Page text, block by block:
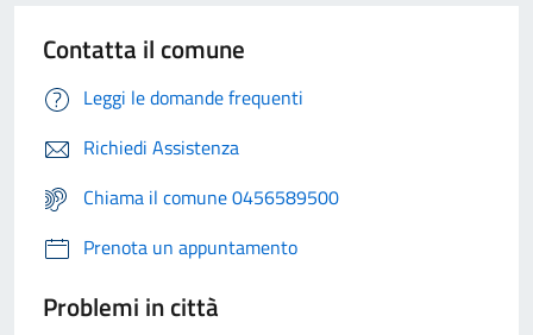
Contatta il comune
Leggi le domande frequenti
Richiedi Assistenza
Chiama il comune 0456589500
Prenota un appuntamento
Problemi in città